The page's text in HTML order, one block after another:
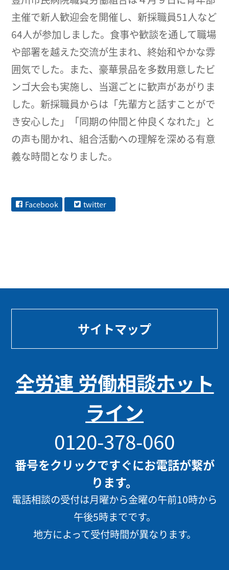
主催で新人歓迎会を開催し、新採職員51人など
64人が参加しました。食事や歓談を通して職場
や部署を越えた交流が生まれ、終始和やかな雰
囲気でした。また、豪華景品を多数用意したビ
ンゴ大会も実施し、当選ごとに歓声があがりま
した。新採職員からは「先輩方と話すことがで
き安心した」「同期の仲間と仲良くなれた」と
の声も聞かれ、組合活動への理解を深める有意
義な時間となりました。
Facebook twitter
サイトマップ
全労連 労働相談ホット
ライン
0120-378-060
番号をクリックですぐにお電話が繋が
ります。
電話相談の受付は月曜から金曜の午前10時から
午後5時までです。
地方によって受付時間が異なります。